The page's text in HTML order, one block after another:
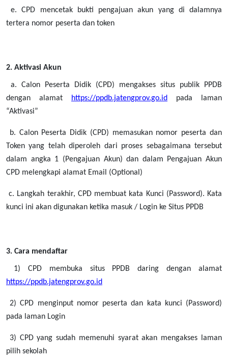
e. CPD mencetak bukti pengajuan akun yang di dalamnya
tertera nomor peserta dan token
2. Aktivasi Akun
a. Calon Peserta Didik (CPD) mengakses situs publik PPDB
dengan alamat
https://ppdb.jatengprov.go.id pada laman
“Aktivasi”
b. Calon Peserta Didik (CPD) memasukan nomor peserta dan
Token yang telah diperoleh dari proses sebagaimana tersebut
dalam angka 1 (Pengajuan Akun) dan dalam Pengajuan Akun
CPD melengkapi alamat Email (Optional)
c. Langkah terakhir, CPD membuat kata Kunci (Password). Kata
kunci ini akan digunakan ketika masuk / Login ke Situs PPDB
3. Cara mendaftar
1) CPD membuka situs PPDB daring dengan alamat
https://ppdb.jatengprov.go.id
2) CPD menginput nomor peserta dan kata kunci (Password)
pada laman Login
3) CPD yang sudah memenuhi syarat akan mengakses laman
pilih sekolah